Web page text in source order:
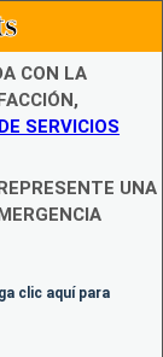
CON LA
SERVICIOS
UNA
clic aquí para